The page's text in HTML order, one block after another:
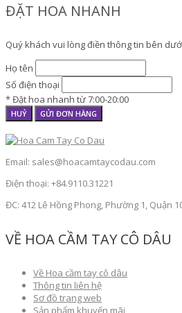
ĐẶT HOA NHANH
Quý khách vui lòng điền thông tin bên
Họ tên
Số điện thoại
* Đặt hoa nhanh từ 7:00-20:00
HUỶ GỬI ĐƠN HÀNG
Email: sales@hoacamtaycodau.com
Điện thoại: +84.9110.31221
ĐC: 412 Lê Hồng Phong, Phường 1, Quận
VỀ HOA CẦM TAY CÔ DÂU
Về Hoa cầm tay cô dâu
Thông tin liên hệ
Sơ đồ trang web